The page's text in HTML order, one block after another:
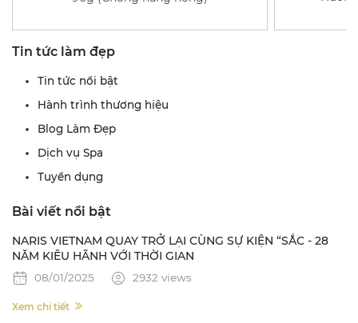
Tin tức làm đẹp
Tin tức nổi bật
Hành trình thương hiệu
Blog Làm Đẹp
Dịch vụ Spa
Tuyển dụng
Bài viết nổi bật
NARIS VIETNAM QUAY TRỞ LẠI CÙNG SỰ KIỆN “SẮC - 28
NĂM KIÊU HÃNH VỚI THỜI GIAN
08/01/2025 2932 views
Xem chi tiết